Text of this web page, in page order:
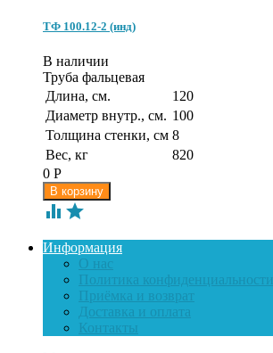
ТФ 100.12-2 (инд)
В наличии
Труба фальцевая
Длина, см.
120
Диаметр внутр., см. 100
Толщина стенки, см 8
Вес, кг
820
0 Р
 
Информация
О нас
Политика конфиденциальности
Приёмка и возврат
Доставка и оплата
Контакты